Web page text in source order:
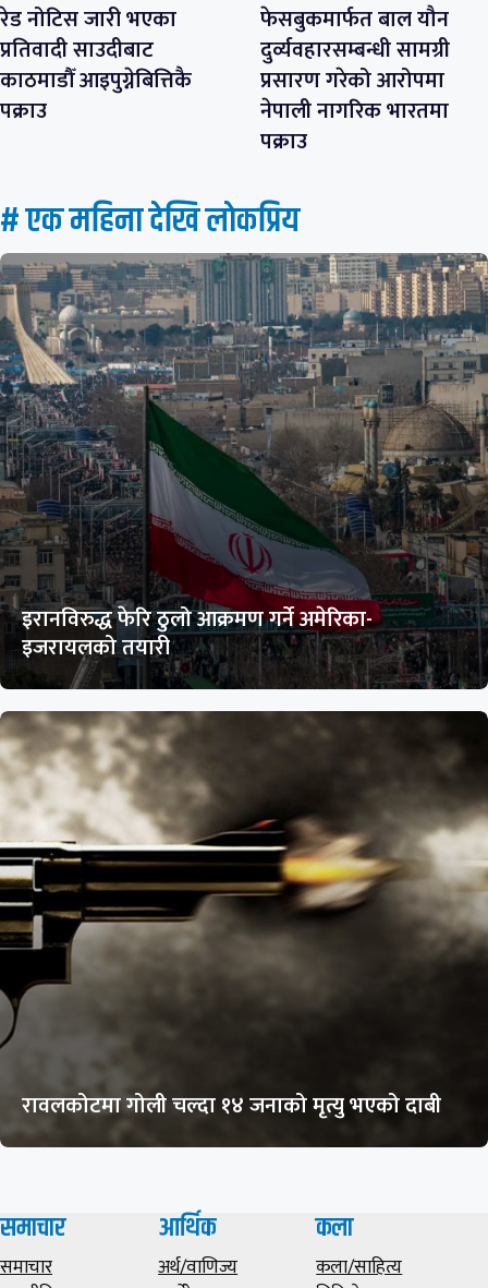
रेड नोटिस जारी भएका
प्रतिवादी साउदीबाट
काठमाडौँ आइपुग्नेबित्तिकै
पक्राउ
फेसबुकमार्फत बाल यौन
दुर्व्यवहारसम्बन्धी सामग्री
प्रसारण गरेको आरोपमा
नेपाली नागरिक भारतमा
पक्राउ
# एक महिना देखि लाेकप्रिय
इरानविरुद्ध फेरि ठुलो आक्रमण गर्ने अमेरिका-
इजरायलको तयारी
रावलकोटमा गोली चल्दा १४ जनाको मृत्यु भएको दाबी
समाचार
समाचार
आर्थिक
अर्थ/वाणिज्य
कला
कला/साहित्य